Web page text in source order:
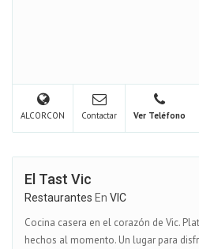
ALCORCON Contactar Ver Teléfono
El Tast Vic
Restaurantes En VIC
Cocina casera en el corazón de Vic.
hechos al momento. Un lugar para